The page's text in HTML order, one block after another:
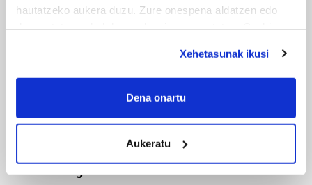
hautatzeko aukera duzu. Zure onespena aldatzen edo
If you allow, we would also like to:
Collect information about your geographical
meters
Identify your device by actively scanning it for
specific characteristics (fingerprinting)
Find out more about how your personal data is processed
Xehetasunak ikusi
Dena onartu
Aukeratu
TXIRRINDULARITZA